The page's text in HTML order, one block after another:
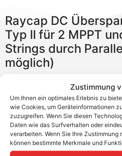
Zustimmung
Um Ihnen ein optimales Erlebnis zu
wie Cookies, um Geräteinformationen
zuzugreifen. Wenn Sie diesen
Daten wie das Surfverhalten oder
verarbeiten. Wenn Sie Ihre
können bestimmte Merkmale und
Raycap DC
Typ II für 2 MPPT
Strings durch
möglich)
Anwendungsbereich: gemäß
534, Gebäude ohne äußeren
Kompakte und
Überspannungsableiter für die
Wechselrichter mit bis zu 2
Spannung. Eswerden